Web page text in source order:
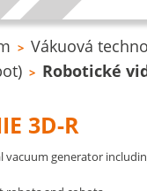
> Vákuová
> Robotické
3D-R
vacuum generator